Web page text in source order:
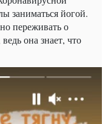
заниматься йогой.
переживать о
она знает, что